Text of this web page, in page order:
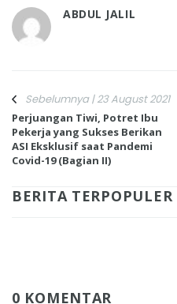
ABDUL JALIL
Sebelumnya | 23 August 2021
Perjuangan Tiwi, Potret Ibu
Pekerja yang Sukses Berikan
ASI Eksklusif saat Pandemi
Covid-19 (Bagian II)
BERITA TERPOPULER
0 KOMENTAR